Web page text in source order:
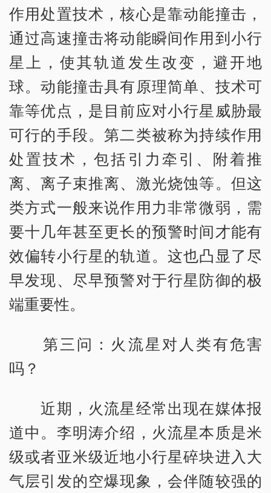
作用处置技术，核心是靠动能撞击，
通过高速撞击将动能瞬间作用到小行
星上，使其轨道发生改变，避开地
球。动能撞击具有原理简单、技术可
靠等优点，是目前应对小行星威胁最
可行的手段。第二类被称为持续作用
处置技术，包括引力牵引、附着推
离、离子束推离、激光烧蚀等。但这
类方式一般来说作用力非常微弱，需
要十几年甚至更长的预警时间才能有
效偏转小行星的轨道。这也凸显了尽
早发现、尽早预警对于行星防御的极
端重要性。
第三问：火流星对人类有危害
吗？
近期，火流星经常出现在媒体报
道中。李明涛介绍，火流星本质是米
级或者亚米级近地小行星碎块进入大
气层引发的空爆现象，会伴随较强的